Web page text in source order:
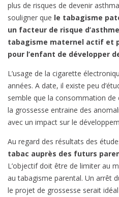
plus de risques de devenir
souligner que le tabagisme
un facteur de risque
tabagisme maternel actif et
pour l’enfant de développer
L’usage de la cigarette
années. A date, il existe peu
semble que la consommation
la grossesse entraine des
avec un impact sur le
Au regard des résultats des
tabac auprès des futurs
L’objectif doit être de limiter au
au tabagisme parental. Un arrêt
le projet de grossesse serait